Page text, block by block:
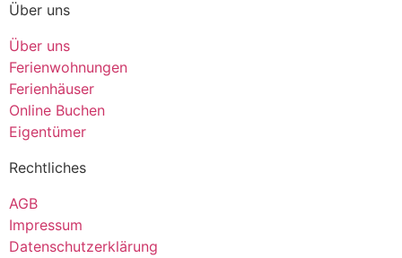
Über uns
Über uns
Ferienwohnungen
Ferienhäuser
Online Buchen
Eigentümer
Rechtliches
AGB
Impressum
Datenschutzerklärung